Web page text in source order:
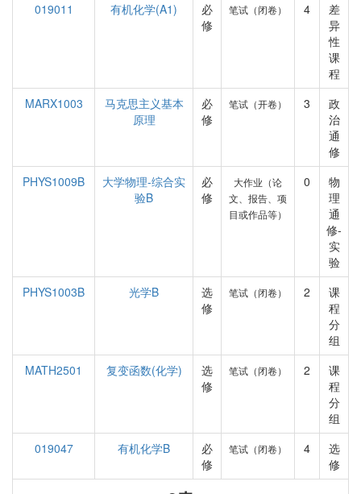
019011 有机化学(A1)
必
修
笔试（闭卷） 4
差
异
性
课
程
MARX1003
马克思主义基本
原理
必
修
笔试（开卷） 3
政
治
通
修
PHYS1009B
大学物理-综合实
验B
必
修
大作业（论
文、报告、项
目或作品等）
0
物
理
通
修-
实
验
PHYS1003B
光学B
选
修
笔试（闭卷） 2
课
程
分
组
MATH2501
复变函数(化学)
选
修
笔试（闭卷） 2
课
程
分
组
019047
有机化学B
必
修
笔试（闭卷） 4
选
修